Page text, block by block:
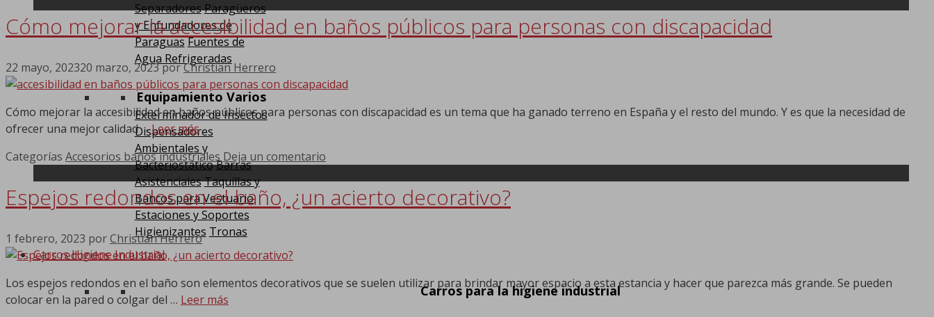
SeparadoresParagüeros
y Enfundadores de
ParaguasFuentes de
Agua Refrigeradas
Equipamiento Varios
Exterminador de Insectos
Dispensadores
Ambientales y
BacteriostáticoBarras
AsistencialesTaquillas y
Bancos para Vestuario
Estaciones y Soportes
Higienizantes Tronas
Carros Higiene Industrial
Carros para la higiene industrial
Cómo mejorar la accesibilidad en baños públicos para personas con discapacidad
22 mayo, 202320 marzo, 2023porChristian Herrero
Cómo mejorar la accesibilidad en baños públicos para personas con discapacidad es un tema que ha ganado terreno en España y el resto del mundo. Y es que la necesidad de
ofrecer una mejor calidad …Leer más
Categorías Accesorios baños industriales Deja un comentario
Espejos redondos en el baño, ¿un acierto decorativo?
1 febrero, 2023 porChristian Herrero
Los espejos redondos en el baño son elementos decorativos que se suelen utilizar para brindar mayor espacio a esta estancia y hacer que parezca más grande. Se pueden
colocar en la pared o colgar del … Leer más